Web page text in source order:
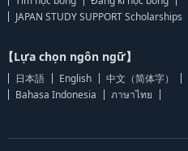
JAPAN STUDY SUPPORT Scholarships
【Lựa chọn ngôn ngữ】
日本語 English 中文（简体字）
Bahasa Indonesia
ภาษาไทย